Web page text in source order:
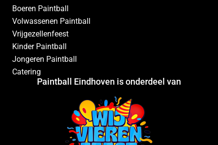
Boeren Paintball
Volwassenen Paintball
Vrijgezellenfeest
Kinder Paintball
Jongeren Paintball
Catering
Paintball Eindhoven is onderdeel van